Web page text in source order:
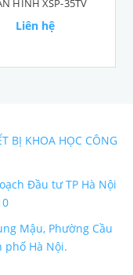
HÌNH XSP-35TV
Liên hệ
BỊ KHOA HỌC CÔNG
Đầu tư TP Hà Nội
Mậu, Phường Cầu
phố Hà Nội.